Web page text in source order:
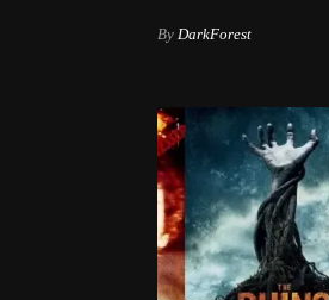
By DarkForest